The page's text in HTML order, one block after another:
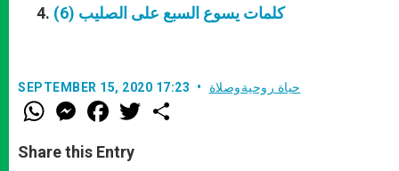
كلمات يسوع السبع على الصليب (6)
SEPTEMBER 15, 2020 17:23 حياة روحيةوصلاة
W
h
t
s
M
e
s
e
F
a
e
b
w
Share this Entry